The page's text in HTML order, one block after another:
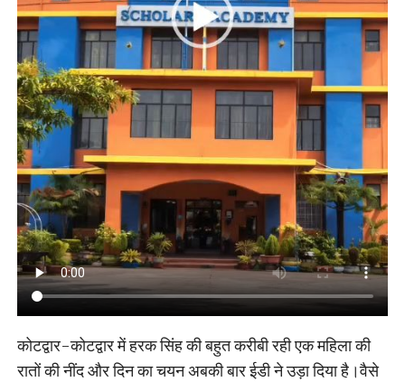
कोटद्वार-कोटद्वार में हरक सिंह की बहुत करीबी रही एक महिला की
रातों की नींद और दिन का चयन अबकी बार ईडी ने उड़ा दिया है।वैसे